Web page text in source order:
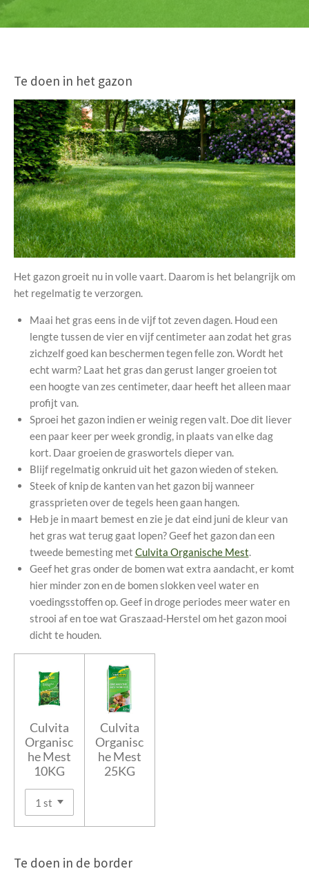
Te doen in het gazon
Het gazon groeit nu in volle vaart. Daarom is het belangrijk om
het regelmatig te verzorgen.
Maai het gras eens in de vijf tot zeven dagen. Houd een
lengte tussen de vier en vijf centimeter aan zodat het gras
zichzelf goed kan beschermen tegen felle zon. Wordt het
echt warm? Laat het gras dan gerust langer groeien tot
een hoogte van zes centimeter, daar heeft het alleen maar
profijt van.
Sproei het gazon indien er weinig regen valt. Doe dit liever
een paar keer per week grondig, in plaats van elke dag
kort. Daar groeien de graswortels dieper van.
Blijf regelmatig onkruid uit het gazon wieden of steken.
Steek of knip de kanten van het gazon bij wanneer
grassprieten over de tegels heen gaan hangen.
Heb je in maart bemest en zie je dat eind juni de kleur van
het gras wat terug gaat lopen? Geef het gazon dan een
tweede bemesting met Culvita Organische Mest.
Geef het gras onder de bomen wat extra aandacht, er komt
hier minder zon en de bomen slokken veel water en
voedingsstoffen op. Geef in droge periodes meer water en
strooi af en toe wat Graszaad-Herstel om het gazon mooi
dicht te houden.
Culvita
Organisc
he Mest
10KG
Culvita
Organisc
he Mest
25KG
Te doen in de border